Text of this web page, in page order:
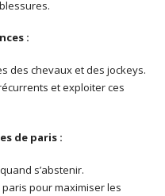
:
des chevaux et des jockeys.
et exploiter ces
de paris :
s’abstenir.
pour maximiser les